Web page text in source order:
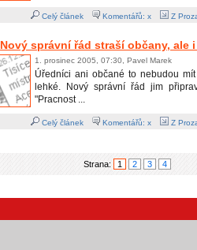
Celý článek Komentářů: x Z
Nový správní řád straší občany, ale
1. prosinec 2005, 07:30, Pavel Marek
Úředníci ani občané to nebudou
lehké. Nový správní řád jim
"Pracnost ...
Celý článek Komentářů: x Z
Strana: 1 2 3 4